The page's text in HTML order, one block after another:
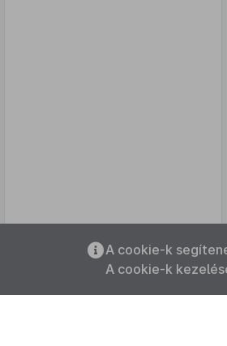
Az oldalmenübe visszatéréshez
ALT + S billentyűket.
A cookie-k
A cookie-k